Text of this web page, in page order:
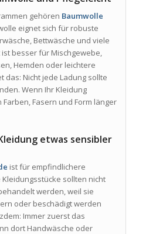
gehören Baumwolle
eignet sich für robuste
Bettwäsche und viele
besser für Mischgewebe,
Hemden oder leichtere
das: Nicht jede Ladung sollte
Wenn Ihr Kleidung
Fasern und Form länger
etwas sensibler
ist für empfindlichere
sollten nicht
werden, weil sie
oder beschädigt werden
Immer zuerst das
dort Handwäsche oder